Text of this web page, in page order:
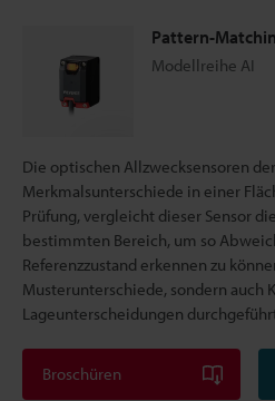
Pattern-
Modellreihe AI
Die optischen Allzwecksensoren
Merkmalsunterschiede in einer
Prüfung, vergleicht dieser Sensor
bestimmten Bereich, um so
Referenzzustand erkennen zu
Musterunterschiede, sondern auch
Lageunterscheidungen
Broschüren